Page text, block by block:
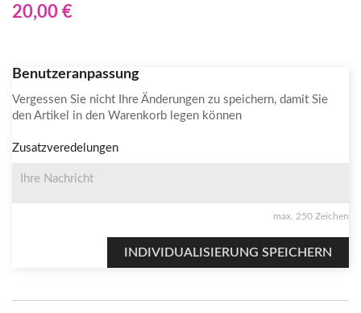
20,00 €
Benutzeranpassung
Vergessen Sie nicht Ihre Änderungen zu speichern, damit Sie
den Artikel in den Warenkorb legen können
Zusatzveredelungen
max. 250 Zeichen
INDIVIDUALISIERUNG SPEICHERN